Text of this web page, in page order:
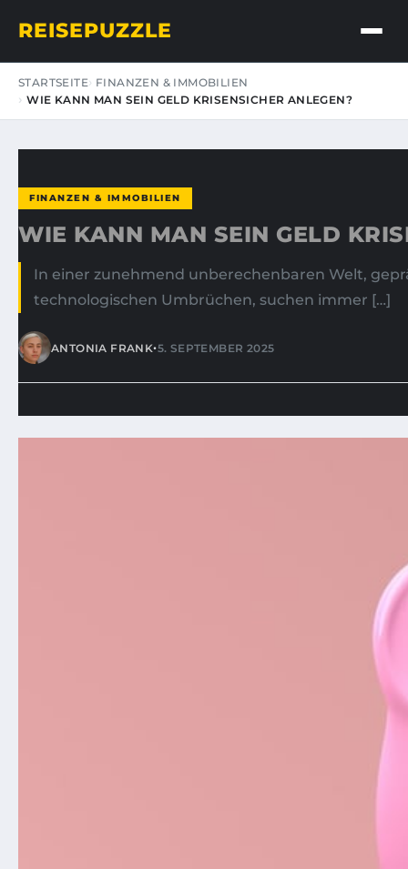
REISEPUZZLE
STARTSEITE FINANZEN & IMMOBILIEN
WIE KANN MAN SEIN GELD KRISENSICHER ANLEGEN?
FINANZEN & IMMOBILIEN
WIE KANN MAN SEIN GELD
In einer zunehmend unberechenbaren Welt,
technologischen Umbrüchen, suchen immer […]
ANTONIA FRANK•5. SEPTEMBER 2025